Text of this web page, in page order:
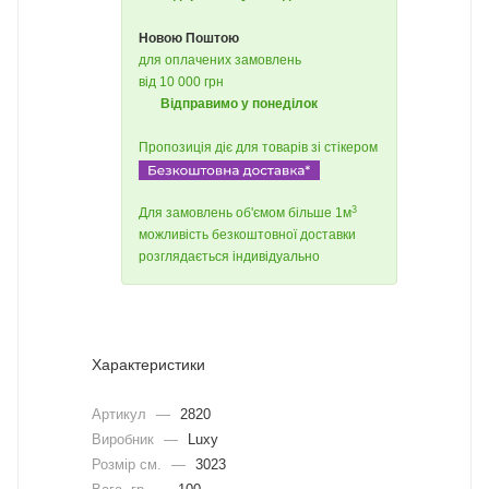
Новою Поштою
для оплачених замовлень
від 10 000 грн
Відправимо у понеділок
Пропозиція діє для товарів зі стікером
Для замовлень об'ємом більше 1м3
можливість безкоштовної доставки
розглядається індивідуально
Характеристики
Артикул —
2820
Виробник —
Luxy
Розмір см.
— 3023